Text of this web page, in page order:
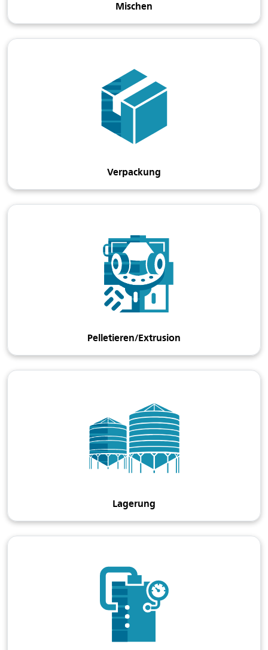
Mischen
Verpackung
Pelletieren/Extrusion
Lagerung